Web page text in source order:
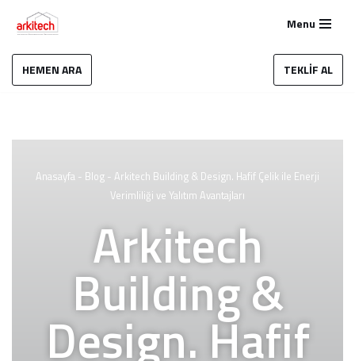
geç
Menu
HEMEN ARA TEKLİF AL
Anasayfa - Blog - Arkitech Building & Design. Hafif Çelik ile Enerji
Verimliliği ve Yalıtım Avantajları
Arkitech
Building &
Design. Hafif